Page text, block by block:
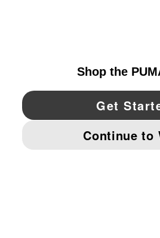
YouTube Twitter Pinterest